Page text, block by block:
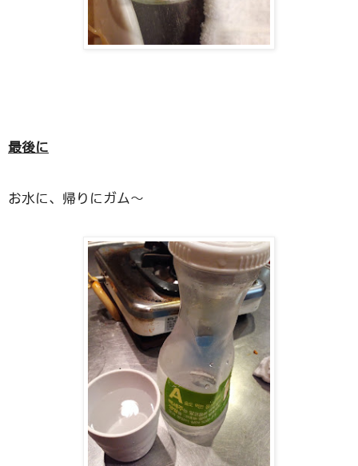
最後に
お水に、帰りにガム〜